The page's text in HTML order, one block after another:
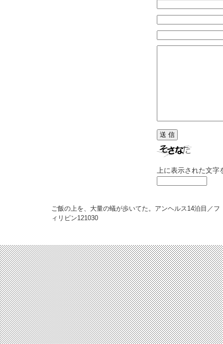
上に表示された文
ご飯の上を、大量の蟻が歩いてた。アンヘルス14泊目／フ
ィリピン121030